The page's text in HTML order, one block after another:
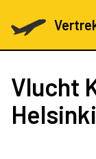
Vlucht
Helsinki